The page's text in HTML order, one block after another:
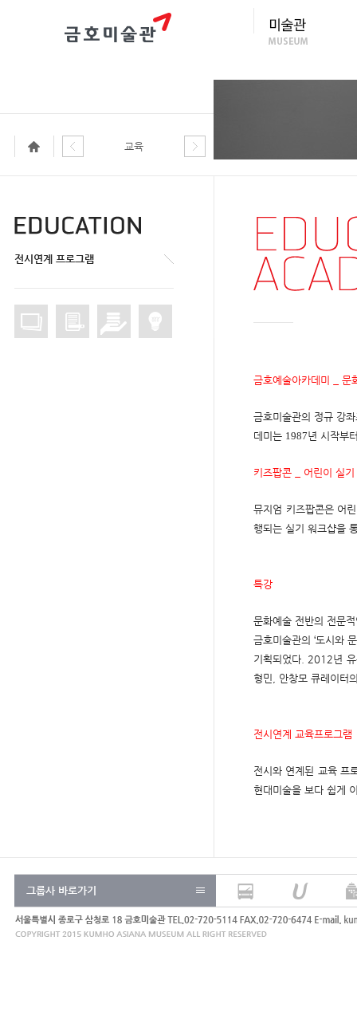
교육
전시연계 프로그램
금호예술아카데미 _ 문
금호미술관의 정규 강
데미는 1987년 시작부
키즈팝콘 _ 어린이 실
뮤지엄 키즈팝콘은 어
행되는 실기 워크샵을
특강
문화예술 전반의 전문
금호미술관의 ‘도시와
기획되었다. 2012년
형민, 안창모 큐레이터
전시연계 교육프로그램
전시와 연계된 교육 프
현대미술을 보다 쉽게
그룹사 바로가기